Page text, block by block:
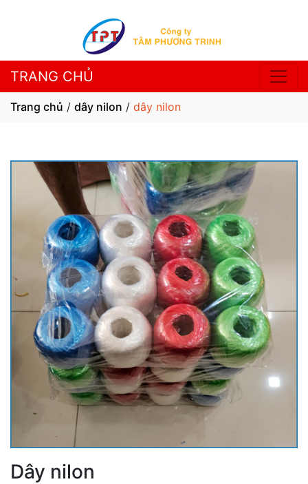
TRANG CHỦ
Trang chủ / dây nilon / dây nilon
Dây nilon